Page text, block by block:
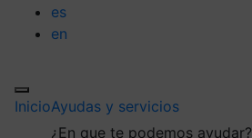
es
en
InicioAyudas y servicios
¿En que te podemos ayudar?